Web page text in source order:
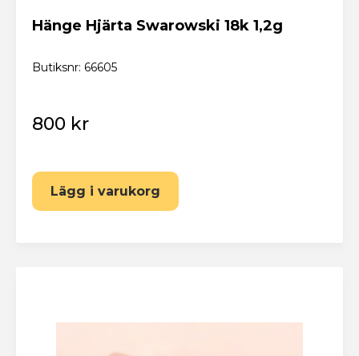
Hänge Hjärta Swarowski 18k 1,2g
Butiksnr: 66605
800 kr
Lägg i varukorg